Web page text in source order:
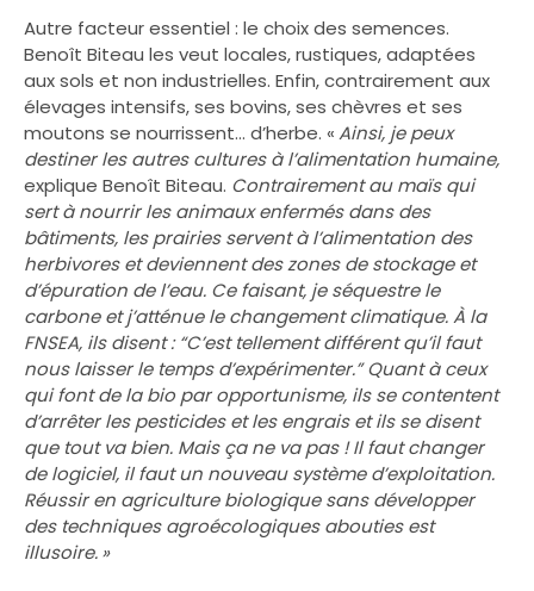
Autre facteur essentiel : le choix des semences.
Benoît Biteau les veut locales, rustiques, adaptées
aux sols et non industrielles. Enfin, contrairement aux
élevages intensifs, ses bovins, ses chèvres et ses
moutons se nourrissent… d’herbe. «Ainsi, je peux
destiner les autres cultures à l’alimentation humaine,
explique Benoît Biteau. Contrairement au maïs qui
sert à nourrir les animaux enfermés dans des
bâtiments, les prairies servent à l’alimentation des
herbivores et deviennent des zones de stockage et
d’épuration de l’eau. Ce faisant, je séquestre le
carbone et j’atténue le changement climatique. À la
FNSEA, ils disent : “C’est tellement différent qu’il faut
nous laisser le temps d’expérimenter.” Quant à ceux
qui font de la bio par opportunisme, ils se contentent
d’arrêter les pesticides et les engrais et ils se disent
que tout va bien. Mais ça ne va pas ! Il faut changer
de logiciel, il faut un nouveau système d’exploitation.
Réussir en agriculture biologique sans développer
des techniques agroécologiques abouties est
illusoire. »